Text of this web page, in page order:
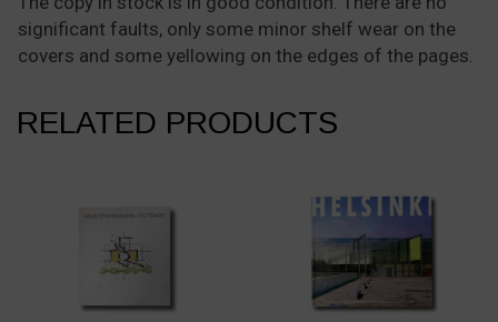
significant faults, only some minor shelf wear on the
covers and some yellowing on the edges of the pages.
RELATED PRODUCTS